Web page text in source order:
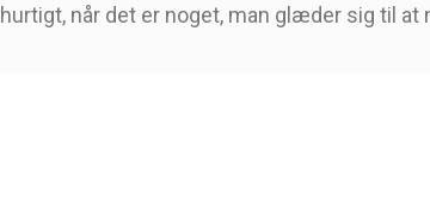
hurtigt, når det er noget, man glæder sig til at